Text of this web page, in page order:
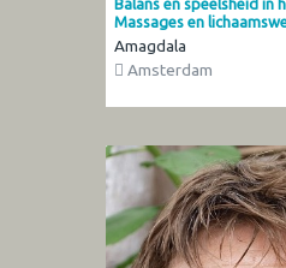
Balans en speelsheid in
Massages en
Amagdala
Amsterdam